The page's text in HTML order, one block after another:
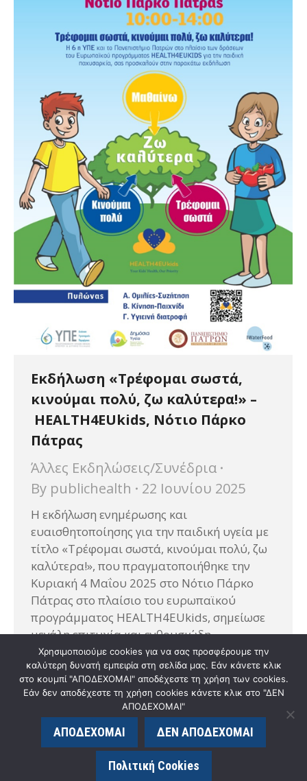
Εκδήλωση «Τρέφομαι σωστά,
κινούμαι πολύ, ζω καλύτερα!» –
HEALTH4EUkids, Νότιο Πάρκο
Πάτρας
Άλλες Εκδηλώσεις/Συνέδρια
By publichealth 22 Ιουνίου 2025
Η εκδήλωση ενημέρωσης και
ευαισθητοποίησης για την παιδική υγεία με
τίτλο «Τρέφομαι σωστά, κινούμαι πολύ, ζω
καλύτερα!», που πραγματοποιήθηκε την
Κυριακή 4 Μαΐου 2025 στο Νότιο Πάρκο
Πάτρας στο πλαίσιο του ευρωπαϊκού
προγράμματος HEALTH4EUkids, σημείωσε
μεγάλη επιτυχία και ενθουσιώδη
συμμετοχή. Με την ενεργή παρουσία
οικογενειών, παιδιών, επιστημόνων υγείας
και εκπροσώπων της τοπικής κοινωνίας, η
εκδήλωση…
κατασκευή ιστοσελίδας eLogic.gr
Χρησιμοποιούμε cookies για να σας προσφέρουμε την
καλύτερη δυνατή εμπειρία στη σελίδα μας. Εάν κάνετε κλικ
στο κουμπί "ΑΠΟΔΕΧΟΜΑΙ" αποδέχεστε τη χρήση των cookies.
Εάν δεν αποδέχεστε τη χρήση cookies κάνετε κλικ στο "ΔΕΝ
ΑΠΟΔΕΧΟΜΑΙ"
ΑΠΟΔΕΧΟΜΑΙ ΔΕΝ ΑΠΟΔΕΧΟΜΑΙ
Πολιτική Cookies